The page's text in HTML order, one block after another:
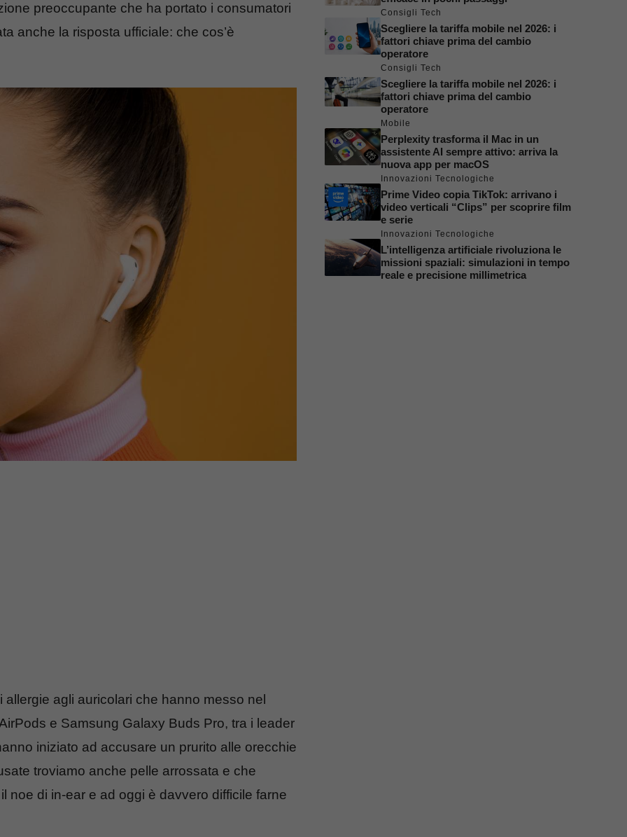
preoccupante che ha portato i consumatori
anche la risposta ufficiale: che cos’è
agli auricolari che hanno messo nel
e Samsung Galaxy Buds Pro, tra i leader
iniziato ad accusare un prurito alle orecchie
troviamo anche pelle arrossata e che
noe di in-ear e ad oggi è davvero difficile farne
Consigli Tech
Scegliere la tariffa mobile nel 2026: i
fattori chiave prima del cambio
operatore
Consigli Tech
Scegliere la tariffa mobile nel 2026: i
fattori chiave prima del cambio
operatore
Mobile
Perplexity trasforma il Mac in un
assistente AI sempre attivo: arriva la
nuova app per macOS
Innovazioni Tecnologiche
Prime Video copia TikTok: arrivano i
video verticali “Clips” per scoprire film
e serie
Innovazioni Tecnologiche
L’intelligenza artificiale rivoluziona le
missioni spaziali: simulazioni in tempo
reale e precisione millimetrica